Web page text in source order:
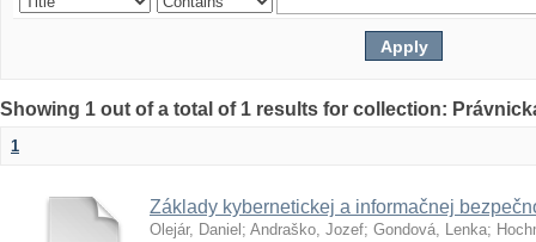
Showing 1 out of a total of 1 results for collection:
1
Základy kybernetickej a informačnej
Olejár, Daniel ; Andraško, Jozef; Gondová, Lenka;